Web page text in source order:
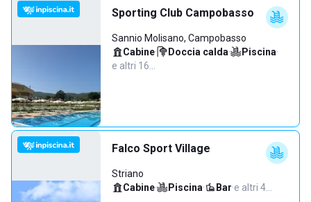
Sporting Club Campobasso
Sannio Molisano, Campobasso
Cabine· Doccia calda· Piscina·
e altri 16…
Falco Sport Village
Striano
Cabine· Piscina· Bar·e altri 4…